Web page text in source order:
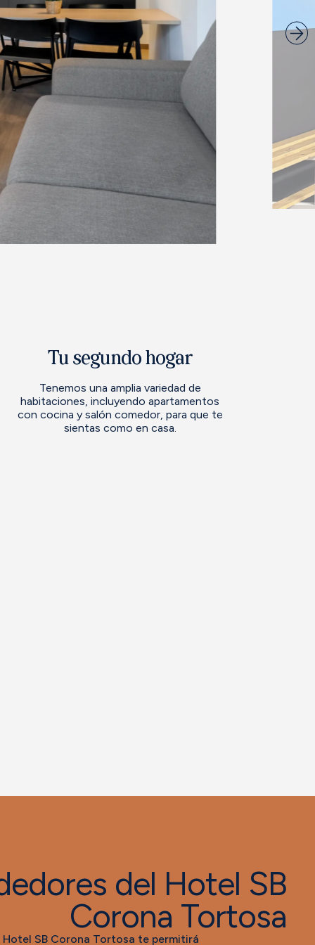
Tu segundo hogar
Tenemos una amplia variedad de
habitaciones, incluyendo apartamentos
con cocina y salón comedor, para que te
sientas como en casa.
del Hotel SB
Corona Tortosa
Hotel SB Corona Tortosa te permitirá